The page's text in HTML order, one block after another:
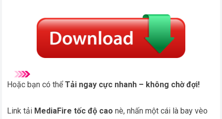
Hoặc bạn có thểTải ngay cực nhanh – không chờ đợi!
Link tải MediaFire tốc độ cao nè, nhấn một cái là bay vèo